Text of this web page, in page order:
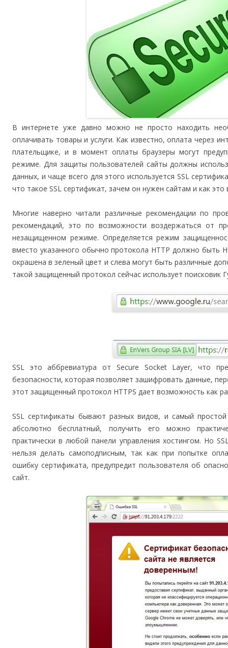
В интернете уже давно можно не просто находить
оплачивать товары и услуги. Как известно, оплата через
плательщике, и в момент оплаты браузеры могут
режиме. Для защиты пользователей сайты должны
данных, и чаще всего для этого используется SSL
что такое SSL сертификат, зачем он нужен сайтам и как это
Многие наверно читали различные рекомендации по
рекомендаций, это по возможности воздержаться от
незащищенном режиме. Определяется режим
вместо указанного обычно протокола HTTP должно быть
окрашена в зеленый цвет и слева могут быть различные
такой защищенный протокол сейчас использует поисковик
SSL это аббревиатура от Secure Socket Layer, что
безопасности, которая позволяет зашифровать данные,
этот защищенный протокол HTTPS дает возможность как
SSL сертификаты бывают разных видов, и самый
абсолютно бесплатный, получить его можно
практически в любой панели управления хостингом. Но
нельзя делать самоподписным, так как при попытке
ошибку сертификата, предупредит пользователя об
сайт.